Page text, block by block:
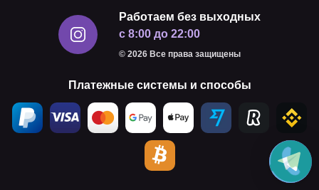
Работаем без выходных
с 8:00 до 22:00
© 2026 Все права защищены
Платежные системы и способы